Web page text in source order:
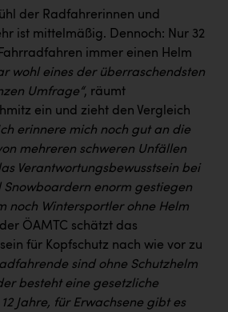
der Radfahrerinnen und
ist mittelmäßig. Dennoch: Nur 32
immer einen Helm
wohl eines der überraschendsten
Umfrage“, räumt
ein und zieht den Vergleich
erinnere mich noch gut an die
mehreren schweren Unfällen
Verantwortungsbewusstsein bei
Snowboardern enorm gestiegen
noch Wintersportler ohne Helm
ÖAMTC schätzt das
für Kopfschutz nach wie vor zu
sind ohne Schutzhelm
besteht eine gesetzliche
Jahre, für Erwachsene gibt es